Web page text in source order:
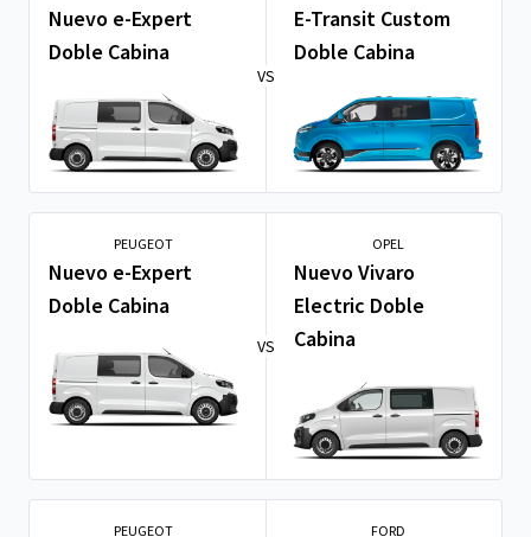
Nuevo e-Expert
Doble Cabina
VS
E-Transit Custom
Doble Cabina
PEUGEOT
Nuevo e-Expert
Doble Cabina
VS
OPEL
Nuevo Vivaro
Electric Doble
Cabina
PEUGEOT FORD